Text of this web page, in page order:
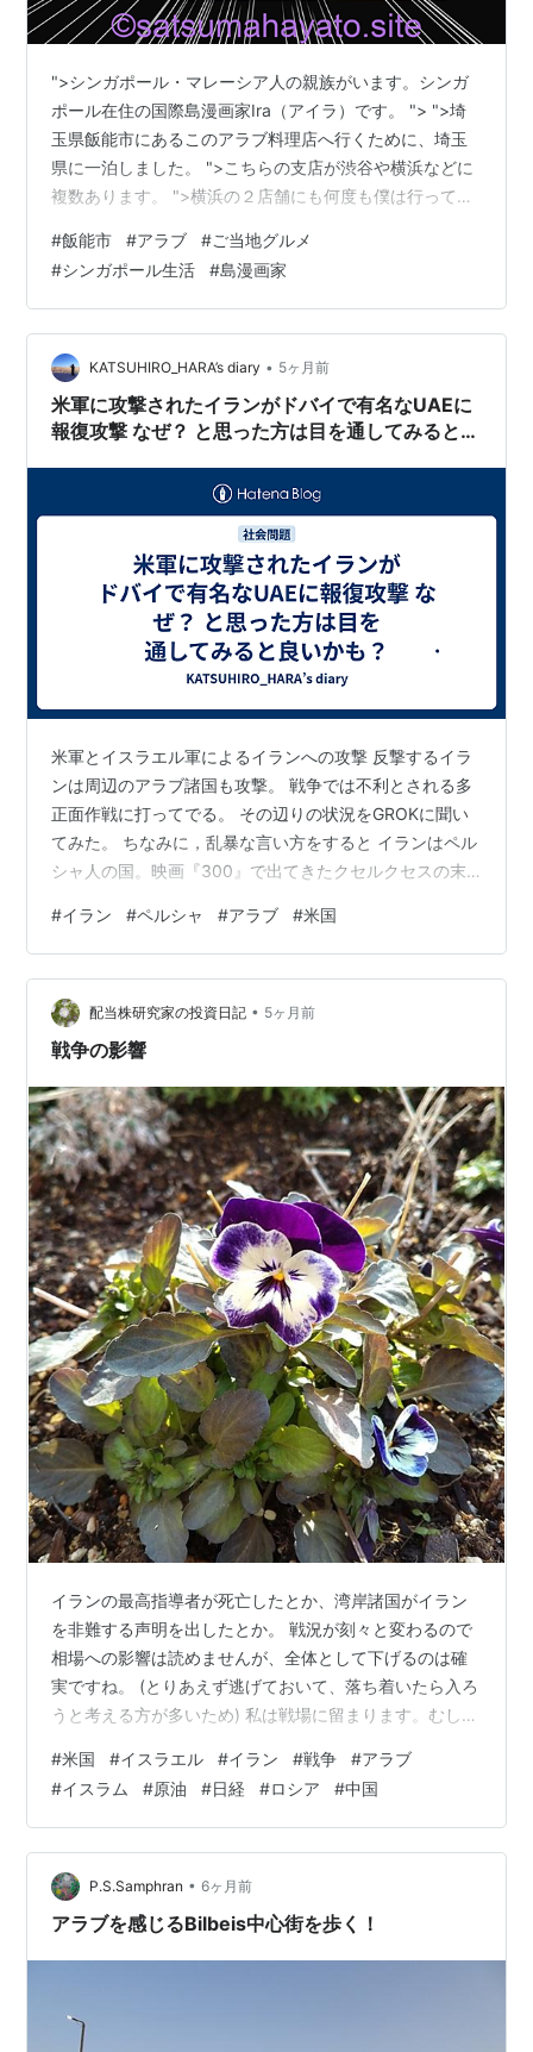
">シンガポール・マレーシア人の親族がいます。シンガ
ポール在住の国際島漫画家Ira（アイラ）です。 "> ">埼
玉県飯能市にあるこのアラブ料理店へ行くために、埼玉
県に一泊しました。 ">こちらの支店が渋谷や横浜などに
複数あります。 ">横浜の２店舗にも何度も僕は行ってい
充実感も味わえます。 創業者の表現と想いが細部にまで
反映されたレストランです。 【宿泊してまで行った】
🇯🇵本格アラブ/ハラル料理店.Brewery & Restaurant
CARVAAN.埼玉県飯能市 | シンガポール＋500島旅【国際
島漫画まはらじまMAHARAJIMA】…
#飯能市 #アラブ #ご当地グルメ
#シンガポール生活 #島漫画家
KATSUHIRO_HARA’s diary • 5ヶ月前
米軍に攻撃されたイランがドバイで有名なUAEに
報復攻撃 なぜ？ と思った方は目を通してみると良
米軍とイスラエル軍によるイランへの攻撃 反撃するイラ
ンは周辺のアラブ諸国も攻撃。 戦争では不利とされる多
正面作戦に打ってでる。 その辺りの状況をGROKに聞い
てみた。 ちなみに，乱暴な言い方をすると イランはペル
シャ人の国。映画『300』で出てきたクセルクセスの末
***************************************************
************* 以下，GROKとの会話
***************************************************
************* …
#イラン #ペルシャ #アラブ #米国
配当株研究家の投資日記 • 5ヶ月前
戦争の影響
イランの最高指導者が死亡したとか、湾岸諸国がイラン
を非難する声明を出したとか。 戦況が刻々と変わるので
相場への影響は読めませんが、全体として下げるのは確
実ですね。 (とりあえず逃げておいて、落ち着いたら入ろ
うと考える方が多いため) 私は戦場に留まります。むしろ
は死に、死を覚悟して活路を見いだす人は生き残ると思
います。 (但し機関銃が待ち構えている所に突撃するのは
ダメですが) 80年代のイラン・イラク戦争では、お互い
の石油コンビナートを攻撃し合ったので、特にイランに
多くの権益を持っていた三井物産は大打撃を受けたと聞
きました。 それにしても最…
#米国 #イスラエル #イラン #戦争 #アラブ
#イスラム #原油 #日経 #ロシア #中国
P.S.Samphran • 6ヶ月前
アラブを感じるBilbeis中心街を歩く！